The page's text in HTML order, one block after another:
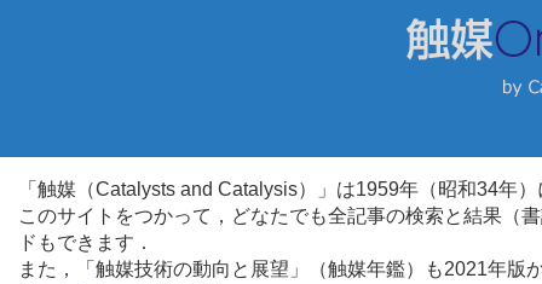
「触媒（Catalysts and Catalysis）」は1959年（昭和34年
このサイトをつかって，どなたでも全記事の検索と結果（
ドもできます．
また，「触媒技術の動向と展望」（触媒年鑑）も2021年